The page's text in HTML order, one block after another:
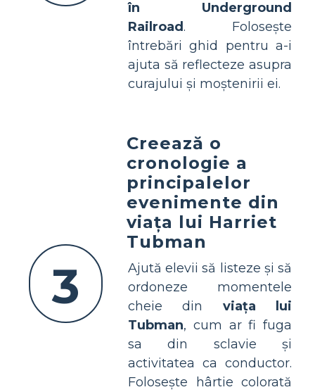
în Underground
Railroad. Folosește
întrebări ghid pentru a-i
ajuta să reflecteze asupra
curajului și moștenirii ei.
3
Creează o
cronologie a
principalelor
evenimente din
viața lui Harriet
Tubman
Ajută elevii să listeze și să
ordoneze momentele
cheie din viața lui
Tubman, cum ar fi fuga
sa din sclavie și
activitatea ca conductor.
Folosește hârtie colorată